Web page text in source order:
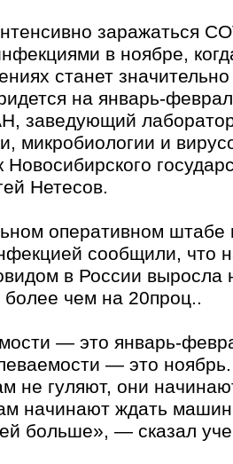
заражаться
в ноябре,
станет
на январь-
заведующий
микробиологии и
Нетесов.
оперативном штабе
сообщили, что
в России выросла
чем на 20проц..
— это январь-
— это
не гуляют, они
начинают ждать
больше», — сказал